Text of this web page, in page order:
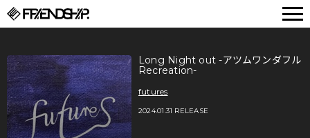
Long Night out -アツムワンダフル
Recreation-
futures
2024.01.31 RELEASE